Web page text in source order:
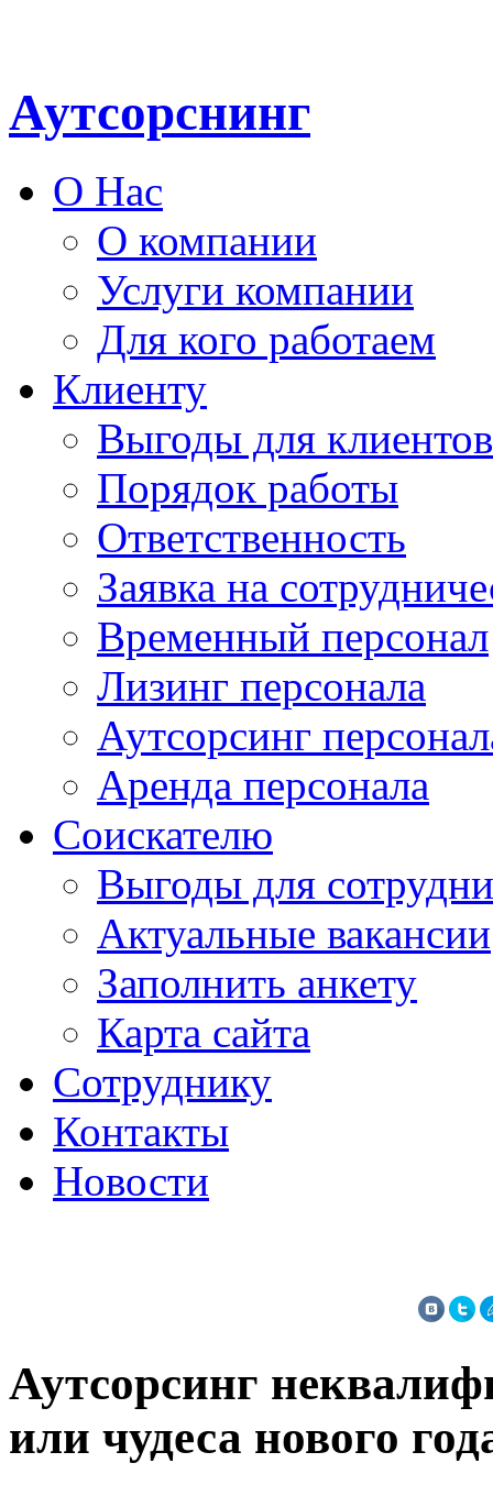
Аутсорснинг
О Нас
О компании
Услуги компании
Для кого работаем
Клиенту
Выгоды для клиентов
Порядок работы
Ответственность
Заявка на
Временный персонал
Лизинг персонала
Аутсорсинг
Аренда персонала
Соискателю
Выгоды для
Актуальные вакансии
Заполнить анкету
Карта сайта
Сотруднику
Контакты
Новости
Аутсорсинг
или чудеса нового